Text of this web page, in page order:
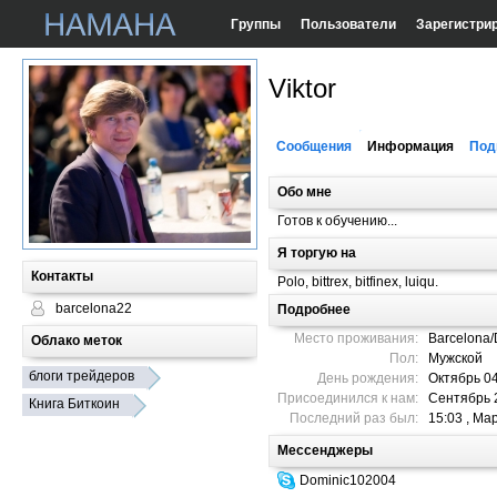
Группы Пользователи
Контакты
barcelona22
Облако меток
блоги трейдеров
Книга Биткоин
Viktor
Сообщения Информация
Обо мне
Готов к обучению...
Я торгую на
Polo, bittrex, bitfinex, luiqu.
Подробнее
Место проживания:
Пол:
Мужской
День рождения:
Октябрь
Присоединился к нам:
Сентябрь
Последний раз был:
15:03 ,
Мессенджеры
Dominic102004